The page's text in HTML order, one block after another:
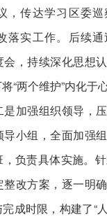
，传达学习区委
落实工作。后续
，持续深化思想
“两个维护”内化于
加强组织领导，
小组，全面加强
负责具体实施。
改方案，逐一明
成时限，构建了“